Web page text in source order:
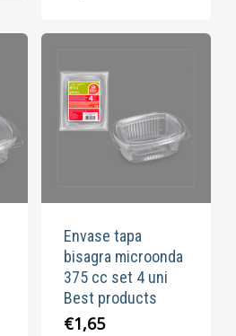
Envase tapa
bisagra microonda
375 cc set 4 uni
Best products
€1,65